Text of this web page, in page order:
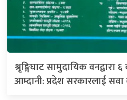
श्रृङ्गिघाट सामुदायिक
आम्दानी: प्रदेश सरकारलाई